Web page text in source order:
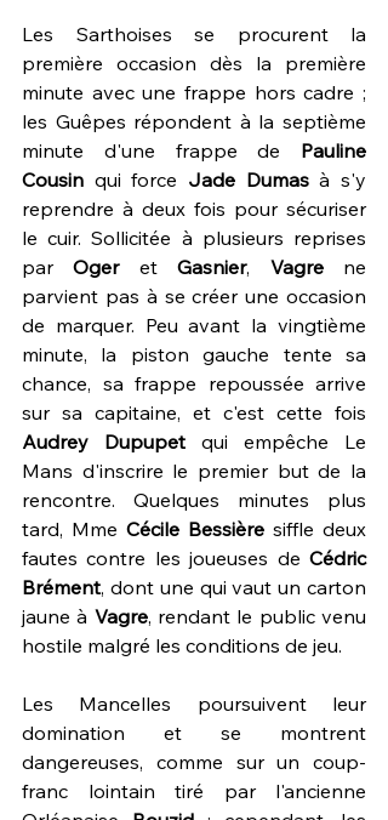
Les Sarthoises se procurent la
première occasion dès la première
minute avec une frappe hors cadre ;
les Guêpes répondent à la septième
minute d'une frappe de Pauline
Cousin qui force Jade Dumas à s'y
reprendre à deux fois pour sécuriser
le cuir. Sollicitée à plusieurs reprises
par Oger et Gasnier, Vagre ne
parvient pas à se créer une occasion
de marquer. Peu avant la vingtième
minute, la piston gauche tente sa
chance, sa frappe repoussée arrive
sur sa capitaine, et c'est cette fois
Audrey Dupupet qui empêche Le
Mans d'inscrire le premier but de la
rencontre. Quelques minutes plus
tard, Mme Cécile Bessière siffle deux
fautes contre les joueuses de Cédric
Brément, dont une qui vaut un carton
jaune à Vagre, rendant le public venu
hostile malgré les conditions de jeu.
Les Mancelles poursuivent leur
domination et se montrent
dangereuses, comme sur un coup-
franc lointain tiré par l'ancienne